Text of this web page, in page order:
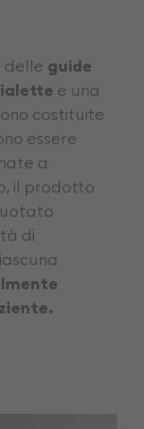
delle guide
e una
costituite
essere
a
il prodotto
di